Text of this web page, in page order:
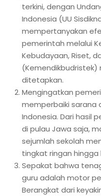
terkini, dengan
Indonesia (UU
mempertanyakan
pemerintah melalui
Kebudayaan, Riset,
(Kemendikbudristek)
ditetapkan.
Mengingatkan
memperbaiki sarana
Indonesia. Dari hasil
di pulau Jawa saja,
sejumlah sekolah
tingkat ringan hingga
Sepakat bahwa
guru adalah motor
Berangkat dari